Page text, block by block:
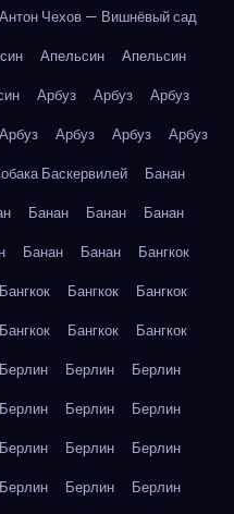
Антон Чехов — Вишнёвый сад
Апельсин
Апельсин
Арбуз Арбуз
Арбуз
Арбуз Арбуз Арбуз
Арбуз
Баскервилей
Банан
Банан Банан
Банан
Банан Банан
Бангкок
Бангкок Бангкок
Бангкок
Бангкок Бангкок
Бангкок
Берлин Берлин
Берлин
Берлин Берлин
Берлин
Берлин Берлин
Берлин
Берлин Берлин
Берлин